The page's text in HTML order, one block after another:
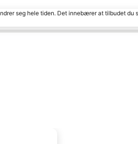
seg hele tiden. Det innebærer at tilbudet